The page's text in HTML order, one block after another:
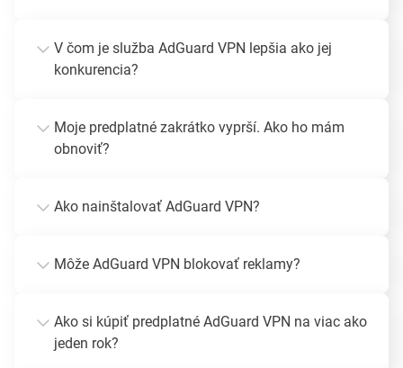
V čom je služba AdGuard VPN lepšia ako jej
konkurencia?
Moje predplatné zakrátko vyprší. Ako ho mám
obnoviť?
Ako nainštalovať AdGuard VPN?
Môže AdGuard VPN blokovať reklamy?
Ako si kúpiť predplatné AdGuard VPN na viac ako
jeden rok?